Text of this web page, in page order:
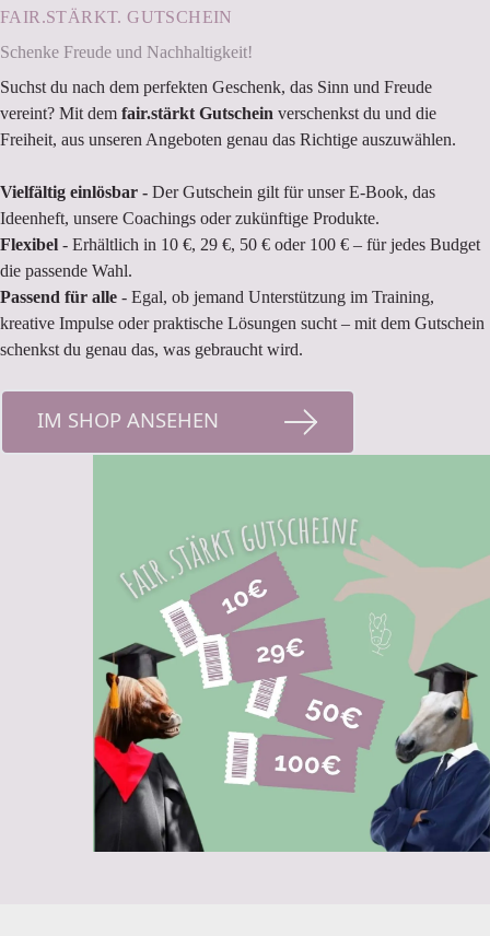
FAIR.STÄRKT. GUTSCHEIN
Schenke Freude und Nachhaltigkeit!
Suchst du nach dem perfekten Geschenk, das Sinn und Freude
vereint? Mit dem fair.stärkt Gutschein verschenkst du und die
Freiheit, aus unseren Angeboten genau das Richtige auszuwählen.
Vielfältig einlösbar - Der Gutschein gilt für unser E-Book, das
Ideenheft, unsere Coachings oder zukünftige Produkte.
Flexibel - Erhältlich in 10 €, 29 €, 50 € oder 100 € – für jedes Budget
die passende Wahl.
Passend für alle - Egal, ob jemand Unterstützung im Training,
kreative Impulse oder praktische Lösungen sucht – mit dem Gutschein
schenkst du genau das, was gebraucht wird.
IM SHOP ANSEHEN